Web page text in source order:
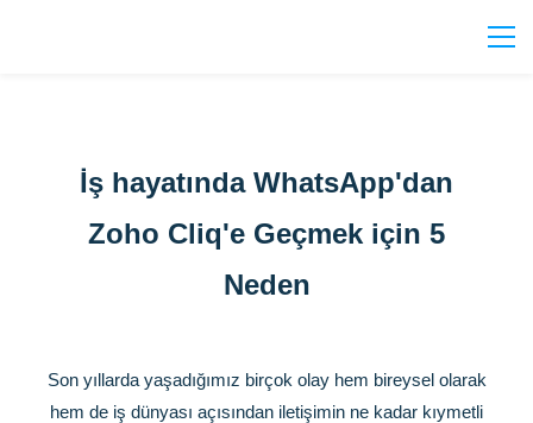
İş hayatında WhatsApp'dan
Zoho Cliq'e Geçmek için 5
Neden
Son yıllarda yaşadığımız birçok olay hem bireysel olarak
hem de iş dünyası açısından iletişimin ne kadar kıymetli